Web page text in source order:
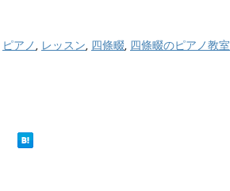
ピアノ , レッスン, 四條畷, 四條畷のピアノ教室